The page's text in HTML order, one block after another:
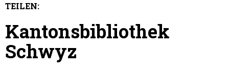
TEILEN:
Kantonsbibliothek
Schwyz